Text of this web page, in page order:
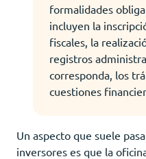
formalidades
incluyen la
fiscales, la
registros
corresponda, los
cuestiones
Un aspecto que suele
inversores es que la